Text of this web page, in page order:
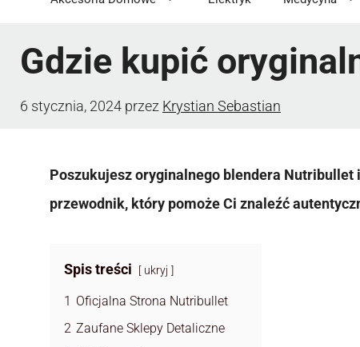
Gdzie kupić
6 stycznia, 2024 przez Krystian Sebastian
Poszukujesz oryginalnego blendera Nutribullet
przewodnik, który pomoże Ci znaleźć
Spis treści ukryj
1 Oficjalna Strona Nutribullet
2 Zaufane Sklepy Detaliczne